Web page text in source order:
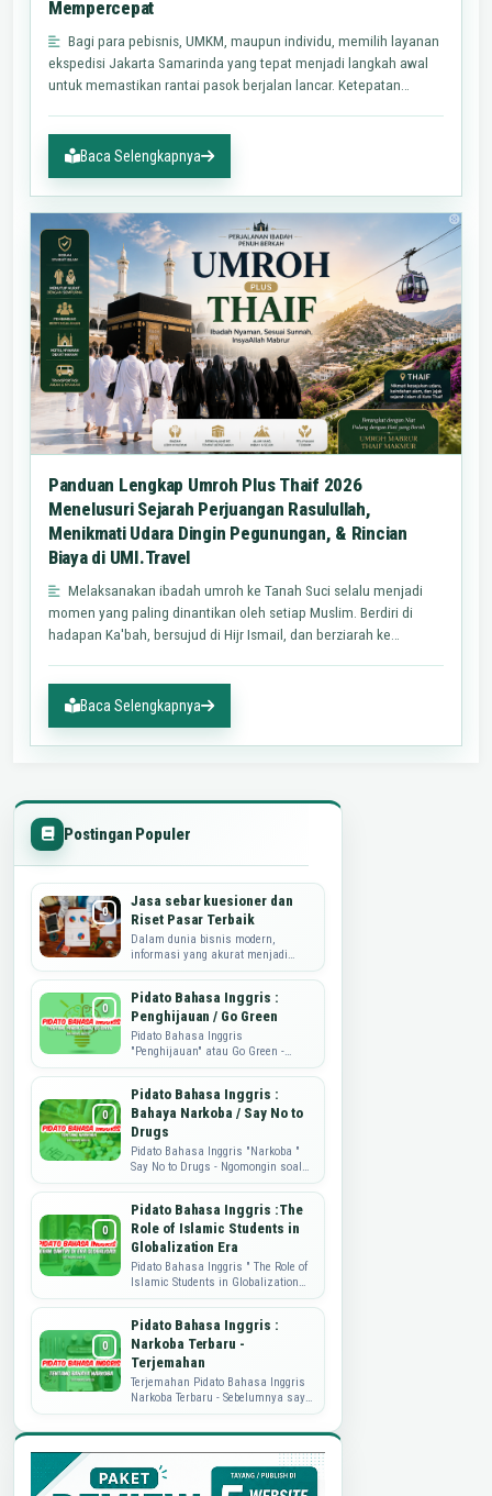
Mempercepat
Bagi para pebisnis, UMKM, maupun individu, memilih layanan
ekspedisi Jakarta Samarinda yang tepat menjadi langkah awal
untuk memastikan rantai pasok berjalan lancar. Ketepatan…
Baca Selengkapnya
Panduan Lengkap Umroh Plus Thaif 2026
Menelusuri Sejarah Perjuangan Rasulullah,
Menikmati Udara Dingin Pegunungan, & Rincian
Biaya di UMI.Travel
Melaksanakan ibadah umroh ke Tanah Suci selalu menjadi
momen yang paling dinantikan oleh setiap Muslim. Berdiri di
hadapan Ka'bah, bersujud di Hijr Ismail, dan berziarah ke
Baca Selengkapnya
Postingan Populer
Jasa sebar kuesioner dan
Riset Pasar Terbaik
Dalam dunia bisnis modern,
informasi yang akurat menjadi
kunci utama dalam merumuskan
strategi, mengembangkan produk,
dan memahami kebutuhan...
Pidato Bahasa Inggris :
Penghijauan / Go Green
Pidato Bahasa Inggris
"Penghijauan" atau Go Green -
Sahabat Dataguru.web.id, pidato
yang di share ini adalah tulisan
dari mbak ...
Pidato Bahasa Inggris :
Bahaya Narkoba / Say No to
Drugs
Pidato Bahasa Inggris "Narkoba "
Say No to Drugs - Ngomongin soal
Narkoba nih, memang sungguh
memprihatinkan. Nah, sebagai
wujud ...
Pidato Bahasa Inggris :The
Role of Islamic Students in
Globalization Era
Pidato Bahasa Inggris " The Role of
Islamic Students in Globalization
Era" Pidato Bahasa Inggris kali ini
akan berbagi soal peran...
Pidato Bahasa Inggris :
Narkoba Terbaru -
Terjemahan
Terjemahan Pidato Bahasa Inggris
Narkoba Terbaru - Sebelumnya saya
sudah pernah publish perihal Pidato